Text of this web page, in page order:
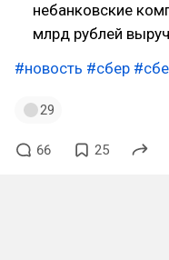
небанковские
млрд рублей
#новость #сбер
29
66 25